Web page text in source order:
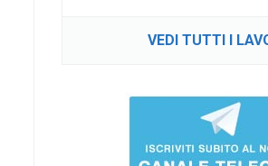
VEDI TUTTI I